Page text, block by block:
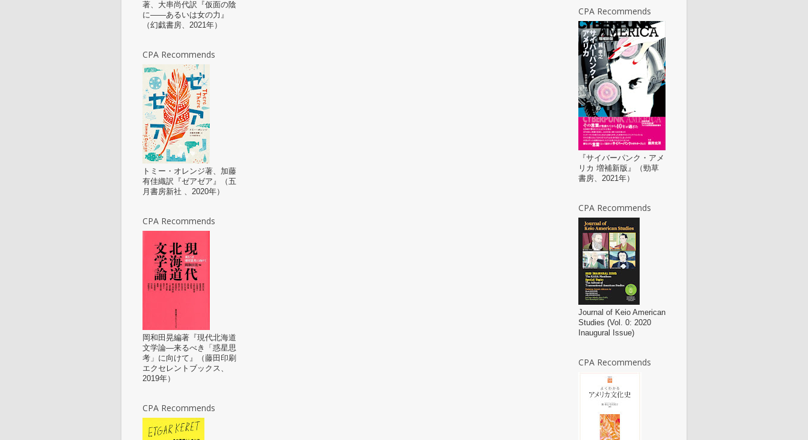
著、大串尚代訳『仮面の陰
に——あるいは女の力』
（幻戯書房、2021年）
CPA Recommends
トミー・オレンジ著、加藤
有佳織訳『ゼアゼア』（五
月書房新社 、2020年）
CPA Recommends
岡和田晃編著『現代北海道
文学論—来るべき「惑星思
考」に向けて』（藤田印刷
エクセレントブックス、
2019年）
CPA Recommends
CPA Recommends
『サイバーパンク・アメ
リカ 増補新版』（勁草
書房、2021年）
CPA Recommends
Journal of Keio American
Studies (Vol. 0: 2020
Inaugural Issue)
CPA Recommends